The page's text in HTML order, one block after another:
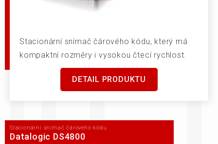
Stacionární snímač čárového kódu, který má
kompaktní rozměry i vysokou čtecí rychlost.
DETAIL PRODUKTU
Stacionární snímač čárového kódu
Datalogic DS4800